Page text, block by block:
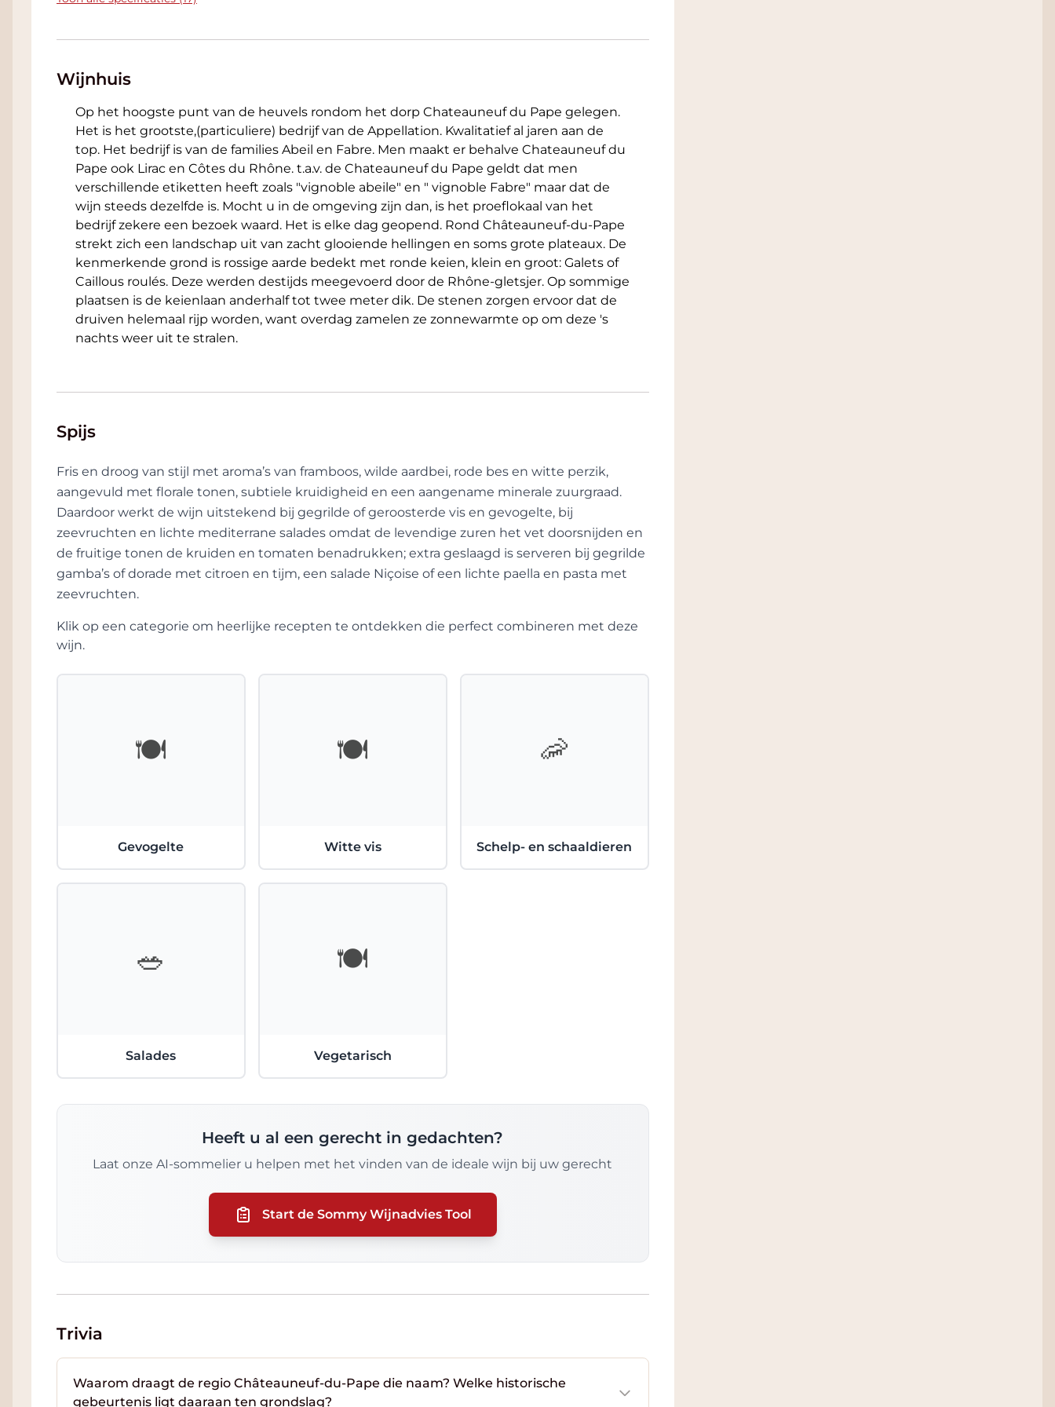
dit soort bereidingen.
4. Vegetarische gerechten met olijfolie, kruiden of zachte kaas
Geroosterde aubergine met feta en tijm, courgette met Parmezaan of gegrilde paprika
met burrata.
De wijn ondersteunt de zachte smaken en kruidige accenten zonder te overheersen,
en zorgt voor een verfrissend contrast.
5. Rijstgerechten en lichte mediterrane pasta’s
Paella met kip en groente, pasta met zeevruchten of tomaat-basilicumsaus.
Het frisse profiel en de levendige zuren van de wijn zorgen voor evenwicht bij deze
gerechten met structuur en zuiderse smaken.
Wijnhuis
Op het hoogste punt van de heuvels rondom het dorp Chateauneuf du Pape gelegen.
Het is het grootste,(particuliere) bedrijf van de Appellation. Kwalitatief al jaren aan de
top. Het bedrijf is van de families Abeil en Fabre. Men maakt er behalve Chateauneuf du
Pape ook Lirac en Côtes du Rhône. t.a.v. de Chateauneuf du Pape geldt dat men
verschillende etiketten heeft zoals "vignoble abeile" en " vignoble Fabre" maar dat de
wijn steeds dezelfde is. Mocht u in de omgeving zijn dan, is het proeflokaal van het
bedrijf zekere een bezoek waard. Het is elke dag geopend. Rond Châteauneuf-du-Pape
strekt zich een landschap uit van zacht glooiende hellingen en soms grote plateaux. De
kenmerkende grond is rossige aarde bedekt met ronde keien, klein en groot: Galets of
Caillous roulés. Deze werden destijds meegevoerd door de Rhône-gletsjer. Op sommige
plaatsen is de keienlaan anderhalf tot twee meter dik. De stenen zorgen ervoor dat de
druiven helemaal rijp worden, want overdag zamelen ze zonnewarmte op om deze 's
nachts weer uit te stralen.
Spijs
Fris en droog van stijl met aroma’s van framboos, wilde aardbei, rode bes en witte perzik,
aangevuld met florale tonen, subtiele kruidigheid en een aangename minerale zuurgraad.
Daardoor werkt de wijn uitstekend bij gegrilde of geroosterde vis en gevogelte, bij
zeevruchten en lichte mediterrane salades omdat de levendige zuren het vet doorsnijden en
de fruitige tonen de kruiden en tomaten benadrukken; extra geslaagd is serveren bij gegrilde
gamba’s of dorade met citroen en tijm, een salade Niçoise of een lichte paella en pasta met
zeevruchten.
Klik op een categorie om heerlijke recepten te ontdekken die perfect combineren met deze
wijn.
🍽️
Gevogelte
🍽️
Witte vis
🦐
Schelp- en schaaldieren
🥗
Salades
🍽️
Vegetarisch
Heeft u al een gerecht in gedachten?
Laat onze AI-sommelier u helpen met het vinden van de ideale wijn bij uw gerecht
Start de Sommy Wijnadvies Tool
Trivia
Waarom draagt de regio Châteauneuf-du-Pape die naam? Welke historische
gebeurtenis ligt daaraan ten grondslag?